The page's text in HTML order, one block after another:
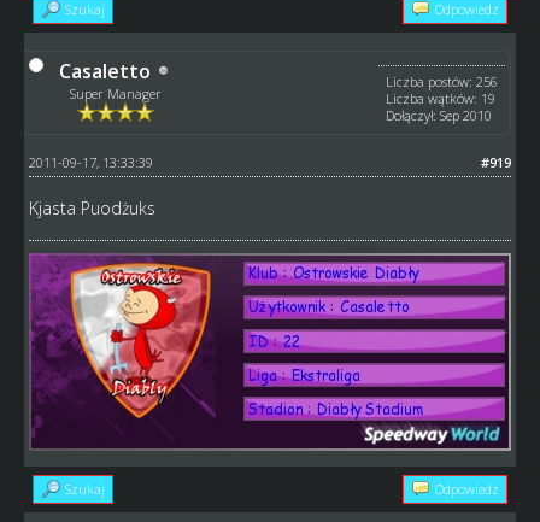
Szukaj Odpowiedz
Casaletto
Super Manager
Liczba postów: 256
Liczba wątków: 19
Dołączył: Sep 2010
#919
2011-09-17, 13:33:39
Kjasta Puodżuks
Szukaj Odpowiedz